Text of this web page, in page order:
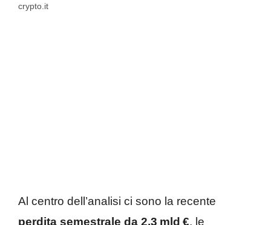
crypto.it
Al centro dell’analisi ci sono la recente
perdita semestrale da 2,3 mld €, le